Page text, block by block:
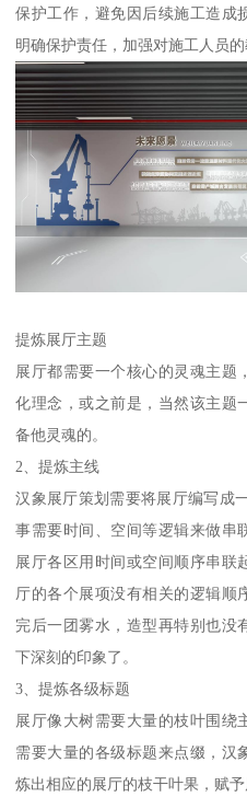
保护工作，避免因后续施工造成
明确保护责任，加强对施工人员
提炼展厅主题
展厅都需要一个核心的灵魂主题
化理念，或之前是，当然该主题
备他灵魂的。
2、提炼主线
汉象展厅策划需要将展厅编写成
事需要时间、空间等逻辑来做串
展厅各区用时间或空间顺序串联
厅的各个展项没有相关的逻辑顺
完后一团雾水，造型再特别也没
下深刻的印象了。
3、提炼各级标题
展厅像大树需要大量的枝叶围绕
需要大量的各级标题来点缀，汉
炼出相应的展厅的枝干叶果，赋